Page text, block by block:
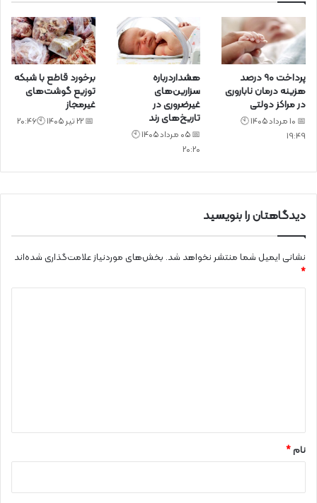
پرداخت ۹۰ درصد
هزینه درمان ناباروری
در مراکز دولتی
📅 10 مرداد 1405 🕙
19:49
هشداردرباره
سزارین‌های
غیرضروری در
تاریخ‌های رند
📅 05 مرداد 1405 🕙
20:20
برخورد قاطع با شبکه
توزیع گوشت‌های
غیرمجاز
📅 22 تیر 1405 🕙20:46
دیدگاهتان را بنویسید
نشانی ایمیل شما منتشر نخواهد شد. بخش‌های موردنیاز علامت‌گذاری شده‌اند
*
نام*